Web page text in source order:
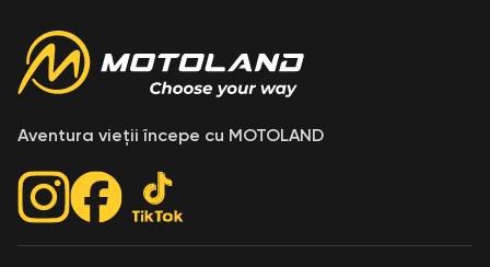
Aventura vieții începe cu MOTOLAND